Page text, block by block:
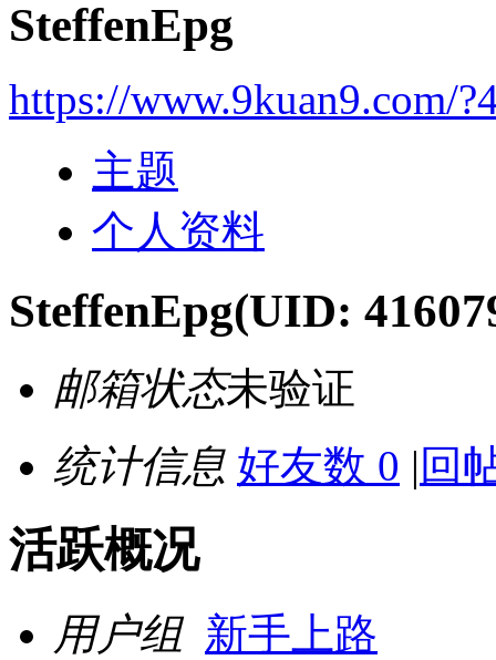
SteffenEpg
https://www.9kuan9.com/
主题
个人资料
SteffenEpg(UID:
邮箱状态未验证
统计信息 好友数 0 | 回
活跃概况
用户组 新手上路